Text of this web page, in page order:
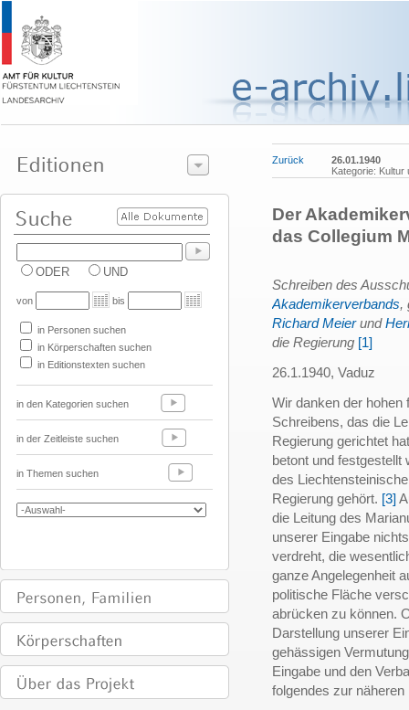
ODER UND
von bis
in Personen suchen
in Körperschaften suchen
in Editionstexten suchen
in den Kategorien suchen
in der Zeitleiste suchen
in Themen suchen
Zurück
26.01.1940
Kategorie: Kultur
Der
das Collegium
Schreiben des
Akademikerverbands,
Richard Meierund
die Regierung [1]
26.1.1940, Vaduz
Wir danken der hohen
Schreibens, das die
Regierung gerichtet
betont und festgestellt
des
Regierung gehört. [3]
die Leitung des
unserer Eingabe
verdreht, die
ganze Angelegenheit
politische Fläche
abrücken zu können.
Darstellung unserer
gehässigen
Eingabe und den
folgendes zur